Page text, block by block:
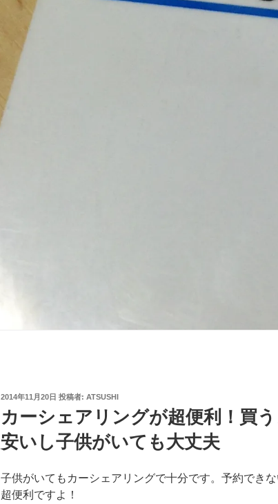
投
日:
2014年11月20日 投稿者: ATSUSHI
カーシェアリングが超便利！買
安いし子供がいても大丈夫
子供がいてもカーシェアリングで十分です。予約でき
超便利ですよ！